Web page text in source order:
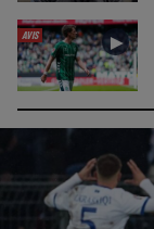
AVIS ►